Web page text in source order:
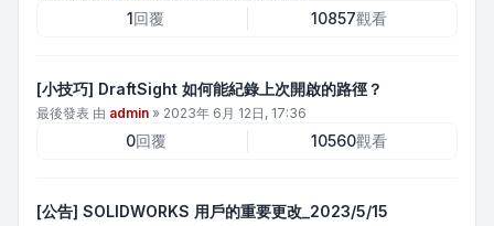
1回覆 10857觀看
[小技巧] DraftSight 如何能紀錄上次開啟的路徑？
最後發表 由 admin » 2023年 6月 12日, 17:36
0回覆 10560觀看
[公告] SOLIDWORKS 用戶的重要更改_2023/5/15